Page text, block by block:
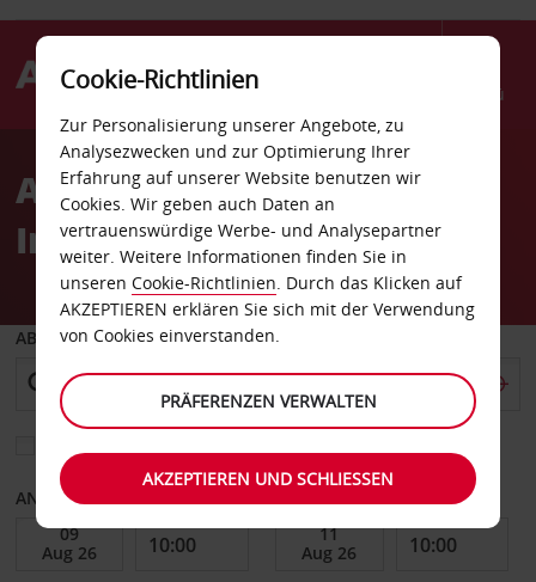
Menü
AvisAutovermietung Iraklio
Internationaler Flughafen
ABHOLEN VON
ANFANGSDATUM
Cookie-Richtlinien
Zur Personalisierung unserer Angebote, zu
Analysezwecken und zur Optimierung Ihrer
Erfahrung auf unserer Website benutzen wir
Cookies. Wir geben auch Daten an
vertrauenswürdige Werbe- und Analysepartner
weiter. Weitere Informationen finden Sie in
unseren Cookie-Richtlinien. Durch das Klicken auf
AKZEPTIEREN erklären Sie sich mit der Verwendung
von Cookies einverstanden.
PRÄFERENZEN VERWALTEN
AKZEPTIEREN UND SCHLIESSEN